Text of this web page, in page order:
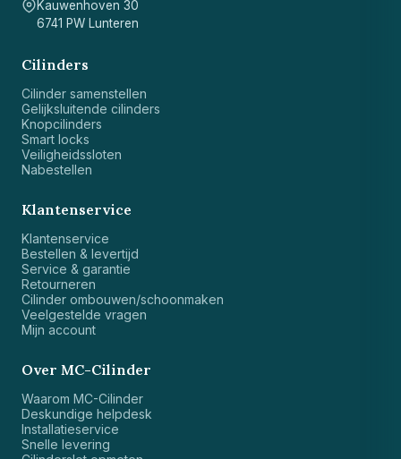
Kauwenhoven 30
6741 PW Lunteren
Cilinders
Cilinder samenstellen
Gelijksluitende cilinders
Knopcilinders
Smart locks
Veiligheidssloten
Nabestellen
Klantenservice
Klantenservice
Bestellen & levertijd
Service & garantie
Retourneren
Cilinder ombouwen/schoonmaken
Veelgestelde vragen
Mijn account
Over MC-Cilinder
Waarom MC-Cilinder
Deskundige helpdesk
Installatieservice
Snelle levering